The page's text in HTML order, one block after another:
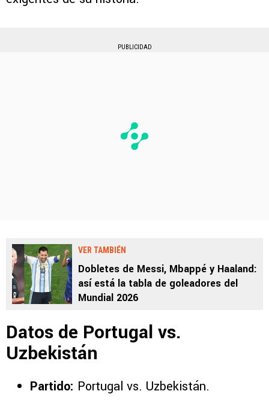
PUBLICIDAD
VER TAMBIÉN
Dobletes de Messi, Mbappé y Haaland:
así está la tabla de goleadores del
Mundial 2026
Datos de Portugal vs.
Uzbekistán
Partido: Portugal vs. Uzbekistán.